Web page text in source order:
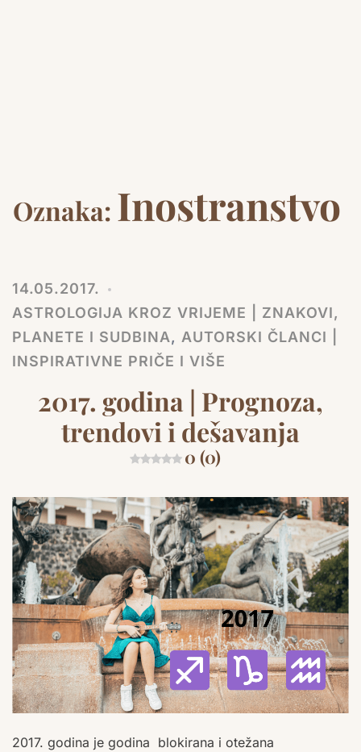
Oznaka: Inostranstvo
14.05.2017.
ASTROLOGIJA KROZ VRIJEME | ZNAKOVI,
PLANETE I SUDBINA, AUTORSKI ČLANCI |
INSPIRATIVNE PRIČE I VIŠE
2017. godina | Prognoza,
trendovi i dešavanja
0 (0)
2017. godina je godina blokirana i otežana